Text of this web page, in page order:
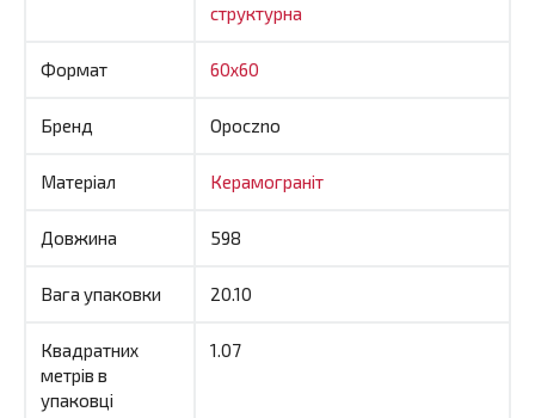
структурна
Формат 60x60
Бренд Opoczno
Матеріал Керамограніт
Довжина 598
Вага упаковки 20.10
Квадратних
метрів в
упаковці
1.07